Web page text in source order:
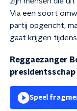
Via een soort
partij opgericht,
gaat krijgen
Reggaezanger
presidentsschap
Speel